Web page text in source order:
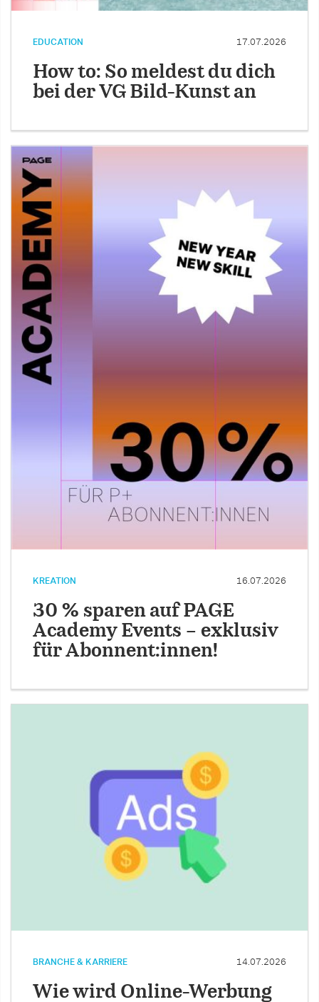
EDUCATION 17.07.2026
How to: So meldest du dich
bei der VG Bild-Kunst an
KREATION 16.07.2026
30 % sparen auf PAGE
Academy Events – exklusiv
für Abonnent:innen!
BRANCHE & KARRIERE 14.07.2026
Wie wird Online-Werbung